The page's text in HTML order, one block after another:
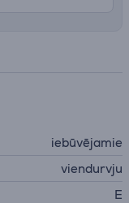
iebūvējamie
viendurvju
E